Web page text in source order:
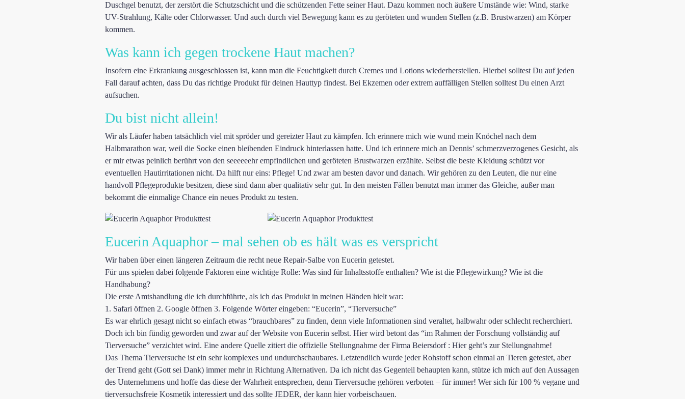
Duschgel benutzt, der zerstört die Schutzschicht und die schützenden Fette seiner Haut. Dazu kommen noch äußere Umstände wie: Wind, starke
UV-Strahlung, Kälte oder Chlorwasser. Und auch durch viel Bewegung kann es zu geröteten und wunden Stellen (z.B. Brustwarzen) am Körper
kommen.
Was kann ich gegen trockene Haut machen?
Insofern eine Erkrankung ausgeschlossen ist, kann man die Feuchtigkeit durch Cremes und Lotions wiederherstellen. Hierbei solltest Du auf jeden
Fall darauf achten, dass Du das richtige Produkt für deinen Hauttyp findest. Bei Ekzemen oder extrem auffälligen Stellen solltest Du einen Arzt
aufsuchen.
Du bist nicht allein!
Wir als Läufer haben tatsächlich viel mit spröder und gereizter Haut zu kämpfen. Ich erinnere mich wie wund mein Knöchel nach dem
Halbmarathon war, weil die Socke einen bleibenden Eindruck hinterlassen hatte. Und ich erinnere mich an Dennis’ schmerzverzogenes Gesicht, als
er mir etwas peinlich berührt von den seeeeeehr empfindlichen und geröteten Brustwarzen erzählte. Selbst die beste Kleidung schützt vor
eventuellen Hautirritationen nicht. Da hilft nur eins: Pflege! Und zwar am besten davor und danach. Wir gehören zu den Leuten, die nur eine
handvoll Pflegeprodukte besitzen, diese sind dann aber qualitativ sehr gut. In den meisten Fällen benutzt man immer das Gleiche, außer man
bekommt die einmalige Chance ein neues Produkt zu testen.
Eucerin Aquaphor – mal sehen ob es hält was es verspricht
Wir haben über einen längeren Zeitraum die recht neue Repair-Salbe von Eucerin getestet.
Für uns spielen dabei folgende Faktoren eine wichtige Rolle: Was sind für Inhaltsstoffe enthalten? Wie ist die Pflegewirkung? Wie ist die
Handhabung?
Die erste Amtshandlung die ich durchführte, als ich das Produkt in meinen Händen hielt war:
1. Safari öffnen 2. Google öffnen 3. Folgende Wörter eingeben: “Eucerin”, “Tierversuche”
Es war ehrlich gesagt nicht so einfach etwas “brauchbares” zu finden, denn viele Informationen sind veraltet, halbwahr oder schlecht recherchiert.
Doch ich bin fündig geworden und zwar auf der Website von Eucerin selbst. Hier wird betont das “im Rahmen der Forschung vollständig auf
Tierversuche” verzichtet wird. Eine andere Quelle zitiert die offizielle Stellungnahme der Firma Beiersdorf : Hier geht’s zur Stellungnahme!
Das Thema Tierversuche ist ein sehr komplexes und undurchschaubares. Letztendlich wurde jeder Rohstoff schon einmal an Tieren getestet, aber
der Trend geht (Gott sei Dank) immer mehr in Richtung Alternativen. Da ich nicht das Gegenteil behaupten kann, stütze ich mich auf den Aussagen
des Unternehmens und hoffe das diese der Wahrheit entsprechen, denn Tierversuche gehören verboten – für immer! Wer sich für 100 % vegane und
tierversuchsfreie Kosmetik interessiert und das sollte JEDER, der kann hiervorbeischauen.